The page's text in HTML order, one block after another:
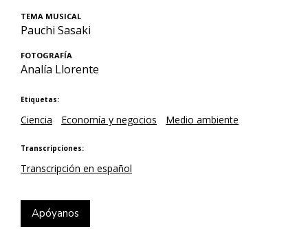
TEMA MUSICAL
Pauchi Sasaki
FOTOGRAFÍA
Analía Llorente
Etiquetas:
Ciencia Economía y negocios Medio ambiente
Transcripciones:
Transcripción en español
Apóyanos